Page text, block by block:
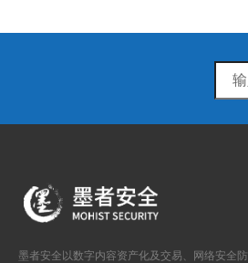
墨者安全以数字内容资产化及交易、网络安全防